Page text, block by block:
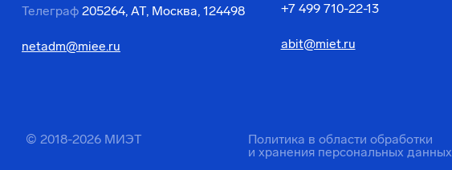
Телеграф 205264, АТ, Москва, 124498
netadm@miee.ru
+7 499 710-22-13
abit@miet.ru
© 2018-2026 МИЭТ
Политика в области обработки
и хранения персональных данных